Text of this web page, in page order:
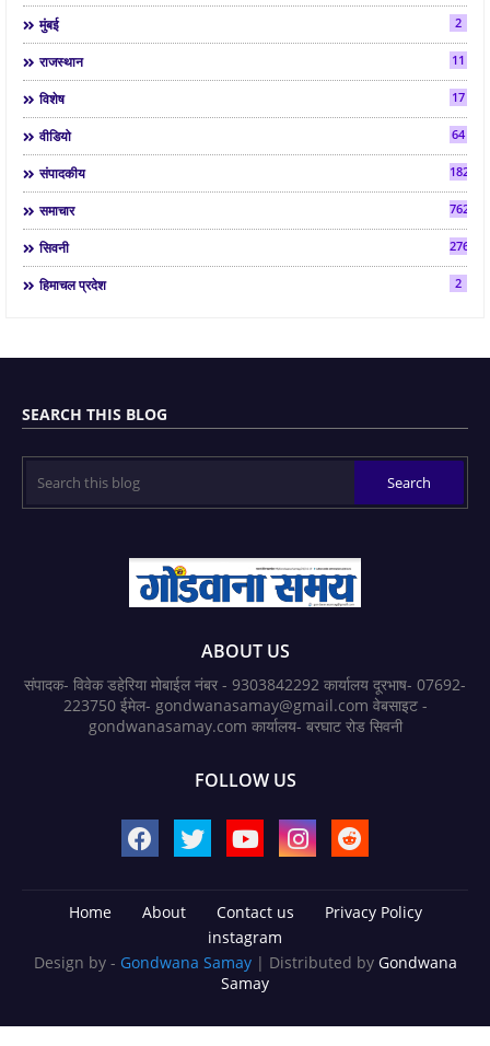
मुंबई 2
राजस्थान 11
विशेष 17
वीडियो 64
संपादकीय 182
समाचार 7624
सिवनी 2763
हिमाचल प्रदेश 2
SEARCH THIS BLOG
ABOUT US
संपादक- विवेक डहेरिया मोबाईल नंबर - 9303842292 कार्यालय दूरभाष- 07692-
223750 ईमेल- gondwanasamay@gmail.com वेबसाइट -
gondwanasamay.com कार्यालय- बरघाट रोड सिवनी
FOLLOW US
Home About Contact us
Privacy Policy
instagram
Design by - Gondwana Samay | Distributed by Gondwana
Samay